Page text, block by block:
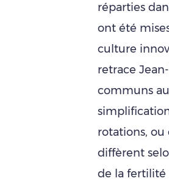
réparties
ont été
culture
retrace
communs
rotations, ou
diffèrent
de la fertilité